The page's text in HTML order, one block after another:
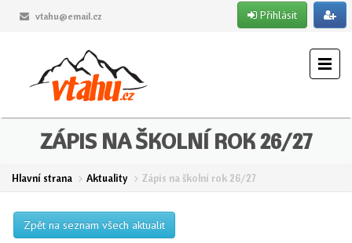
vtahu@email.cz Přihlásit
ZÁPIS NA ŠKOLNÍ ROK 26/27
Hlavní strana Aktuality Zápis na školní rok 26/27
Zpět na seznam všech aktualit